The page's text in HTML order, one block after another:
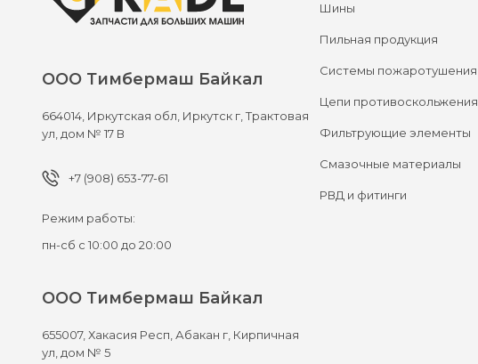
ООО Тимбермаш Байкал
664014, Иркутская обл, Иркутск г,Трактовая
ул, дом № 17 В
+7 (908) 653-77-61
Режим работы:
пн-сб с 10:00 до 20:00
ООО Тимбермаш Байкал
655007,Хакасия Респ, Абакан г, Кирпичная
ул, дом № 5
Шины
Пильная продукция
Системы пожаротушения
Цепи противоскольжения
Фильтрующие элементы
Смазочные материалы
РВД и фитинги